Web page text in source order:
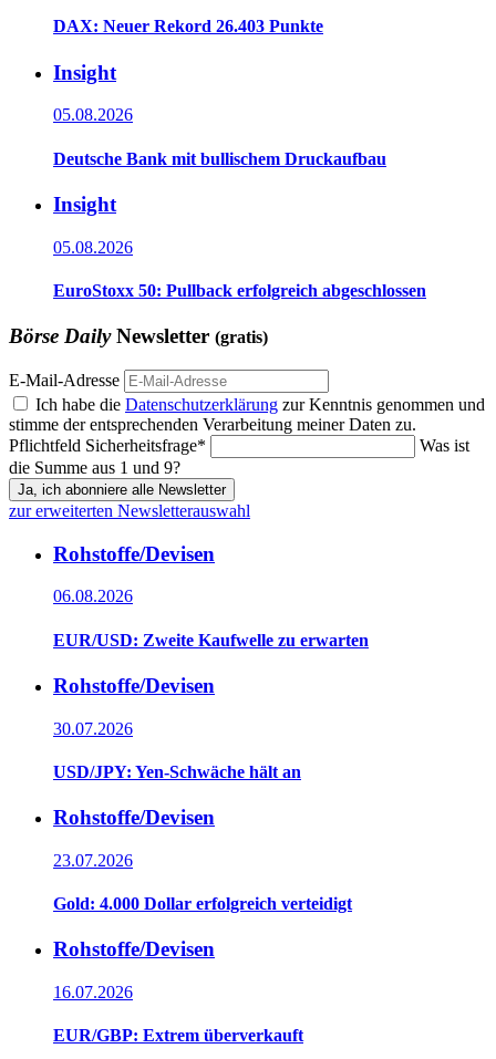
DAX: Neuer Rekord 26.403 Punkte
Insight
05.08.2026
Deutsche Bank mit bullischem Druckaufbau
Insight
05.08.2026
EuroStoxx 50: Pullback erfolgreich abgeschlossen
Börse DailyNewsletter (gratis)
E-Mail-Adresse
Ich habe die Datenschutzerklärung zur Kenntnis genommen und
stimme der entsprechenden Verarbeitung meiner Daten zu.
Pflichtfeld Sicherheitsfrage*
Was ist
die Summe aus 1 und 9?
Ja, ich abonniere alle Newsletter
zur erweiterten Newsletterauswahl
Rohstoffe/Devisen
06.08.2026
EUR/USD: Zweite Kaufwelle zu erwarten
Rohstoffe/Devisen
30.07.2026
USD/JPY: Yen-Schwäche hält an
Rohstoffe/Devisen
23.07.2026
Gold: 4.000 Dollar erfolgreich verteidigt
Rohstoffe/Devisen
16.07.2026
EUR/GBP: Extrem überverkauft